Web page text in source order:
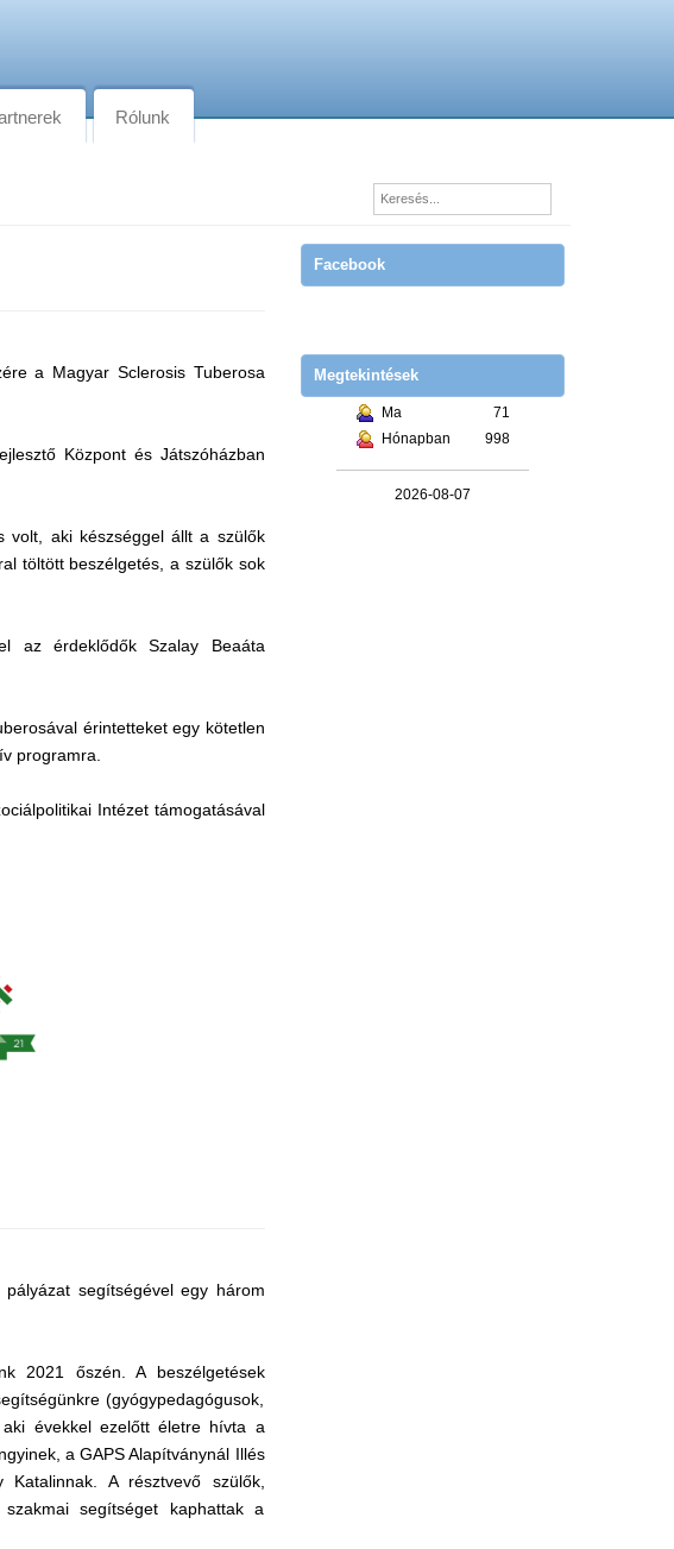
Rólunk
a Magyar Sclerosis Tuberosa
Központ és Játszóházban
volt, aki készséggel állt a szülők
töltött beszélgetés, a szülők sok
az érdeklődők Szalay Beaáta
érintetteket egy kötetlen
programra.
Intézet támogatásával
segítségével egy három
2021 őszén. A beszélgetések
(gyógypedagógusok,
aki évekkel ezelőtt életre hívta a
a GAPS Alapítványnál Illés
Katalinnak. A résztvevő szülők,
segítséget kaphattak a
Facebook
Megtekintések
Ma
71
Hónapban
998
2026-08-07